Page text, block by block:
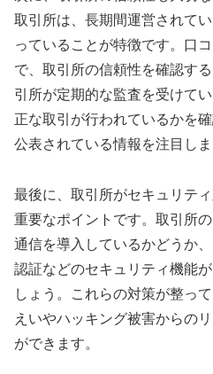
取引所は、長期間運営されて
っていることが特徴です。口
で、取引所の信頼性を確認す
引所が定期的な監査を受けて
正な取引が行われているかを
公表されている情報を注目しま
最後に、取引所がセキュリテ
重要なポイントです。取引所
通信を導入しているかどうか
認証などのセキュリティ機能
しょう。これらの対策が整っ
えいやハッキング被害からの
ができます。